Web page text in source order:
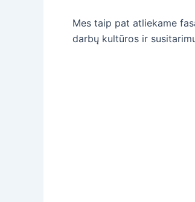
Mes taip pat atliekame
darbų kultūros ir